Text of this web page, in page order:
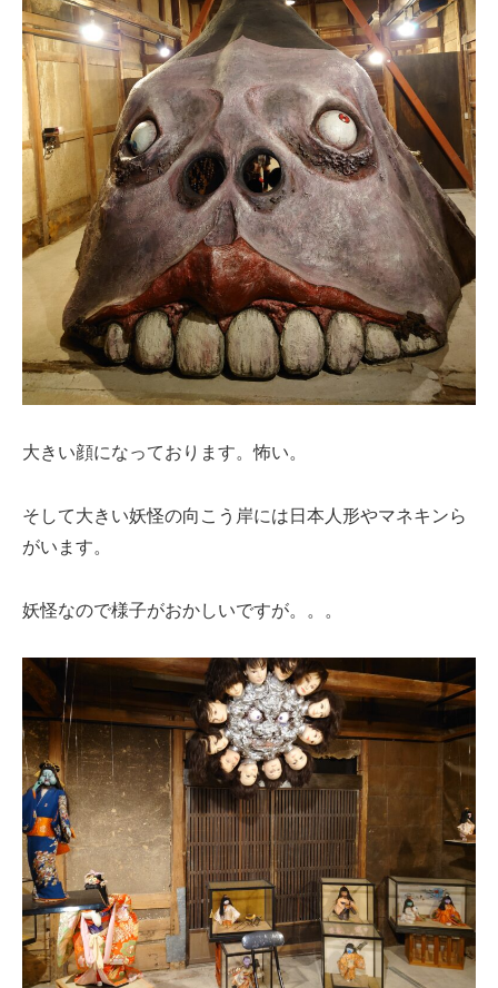
大きい顔になっております。怖い。
そして大きい妖怪の向こう岸には日本人形やマネキンら
がいます。
妖怪なので様子がおかしいですが。。。